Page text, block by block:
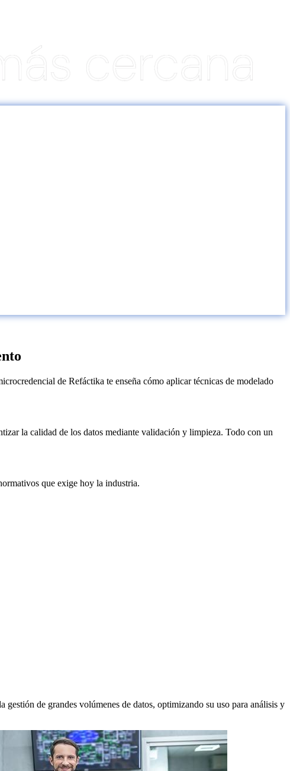
de Refáctika te enseña cómo aplicar técnicas de modelado
la calidad de los datos mediante validación y limpieza. Todo con un
que exige hoy la industria.
de grandes volúmenes de datos, optimizando su uso para análisis y